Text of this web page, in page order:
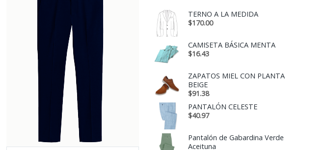
TERNO A LA MEDIDA
$170.00
CAMISETA BÁSICA MENTA
$16.43
ZAPATOS MIEL CON PLANTA
BEIGE
$91.38
PANTALÓN CELESTE
$40.97
Pantalón de Gabardina Verde
Aceituna